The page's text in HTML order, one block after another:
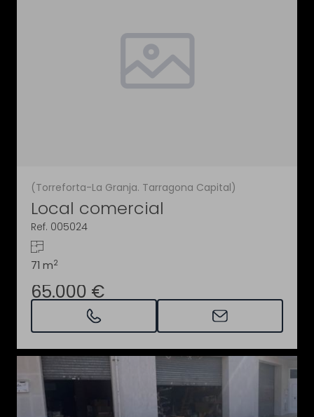
(Torreforta-La Granja. Tarragona Capital)
Local comercial
Ref. 005024
71 m2
65.000 €